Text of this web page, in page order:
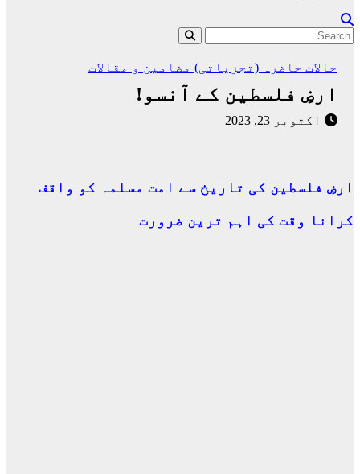
حالات حاضرہ (تجزیاتی) مضامین و مقالات
ارضِ فلسطین کے آنسو!
اکتوبر 23, 2023
ارضِ فلسطین کی تاریخ سے امت مسلمہ کو واقف
کرانا وقت کی اہم ترین ضرورت